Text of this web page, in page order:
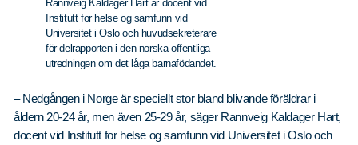
Rannveig Kaldager Hart är docent vid
Institutt for helse og samfunn vid
Universitet i Oslo och huvudsekreterare
för delrapporten i den norska offentliga
utredningen om det låga barnafödandet.
– Nedgången i Norge är speciellt stor bland blivande föräldrar i
åldern 20-24 år, men även 25-29 år, säger Rannveig Kaldager Hart,
docent vid Institutt for helse og samfunn vid Universitet i Oslo och